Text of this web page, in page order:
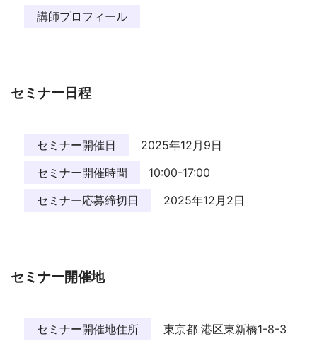
講師プロフィール
セミナー日程
セミナー開催日
2025年12月9日
セミナー開催時間
10:00-17:00
セミナー応募締切日
2025年12月2日
セミナー開催地
セミナー開催地住所
東京都 港区東新橋1-8-3